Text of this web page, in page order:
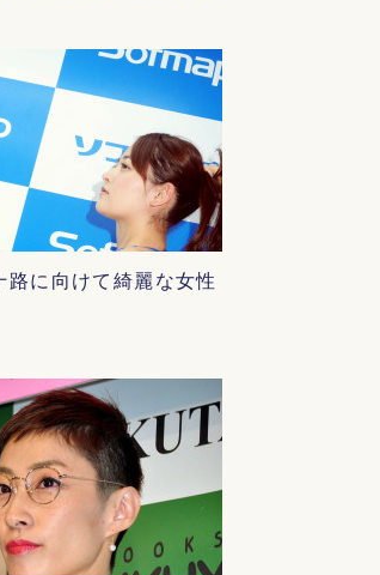
路に向けて綺麗な女性